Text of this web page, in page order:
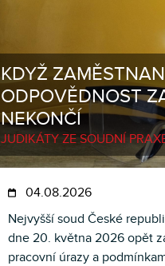
KDYŽ
ODPOVĚDNOST
NEKONČÍ
JUDIKÁTY ZE SOUDNÍ
04.08.2026
Nejvyšší soud České
dne 20. května 2026 opět
pracovní úrazy a